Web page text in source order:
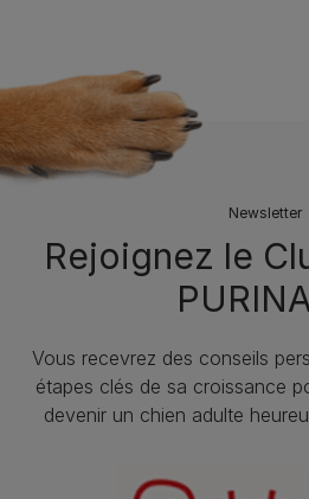
Newsletter
Rejoignez le
Vous recevrez des conseils
étapes clés de sa croissance
devenir un chien adulte